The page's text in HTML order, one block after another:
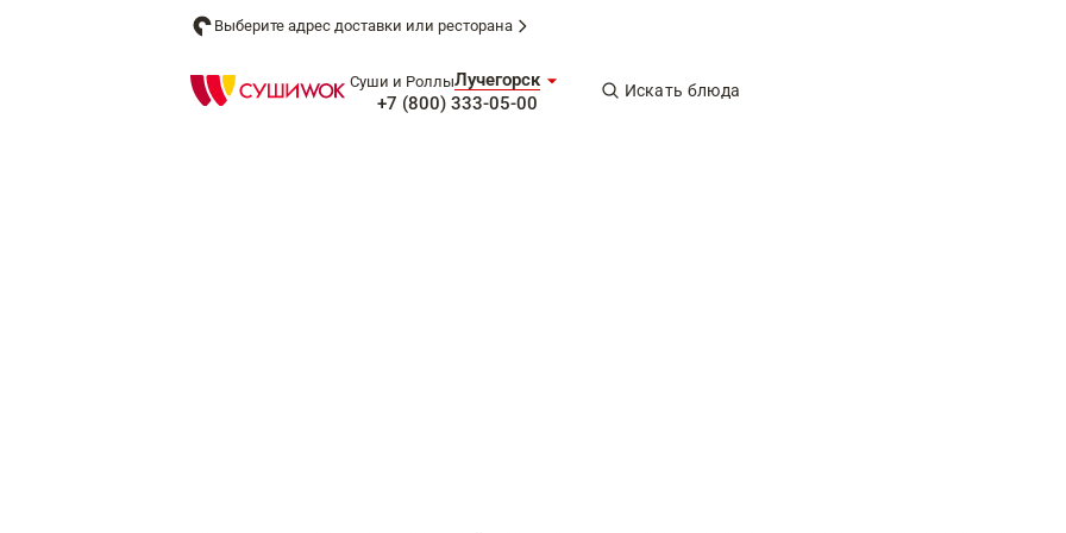
Выберите адрес доставки или ресторана
Суши и РоллыЛучегорск
+7 (800) 333-05-00
Искать блюда